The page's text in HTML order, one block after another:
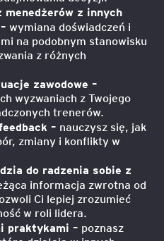
menedżerów z innych
wymiana doświadczeń i
na podobnym stanowisku
z różnych
zawodowe –
wyzwaniach z Twojego
trenerów.
– nauczysz się, jak
zmiany i konflikty w
do radzenia sobie z
informacja zwrotna od
Ci lepiej zrozumieć
w roli lidera.
praktykami – poznasz